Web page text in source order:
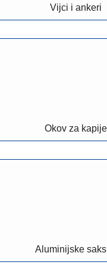
Vijci i ankeri
Okov za kapije
Aluminijske